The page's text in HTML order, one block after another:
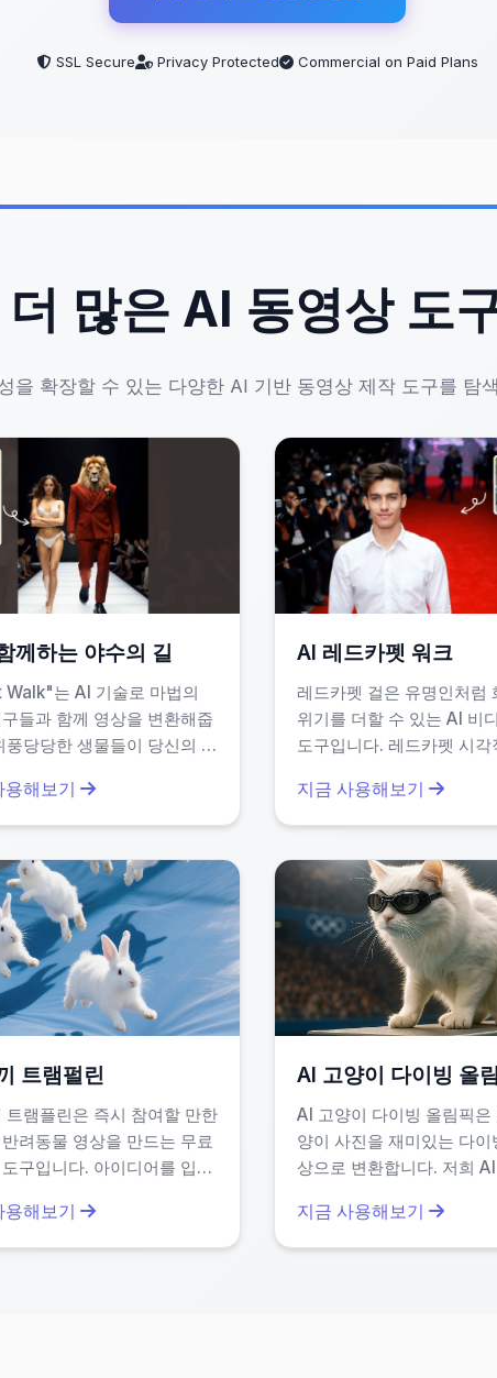
톡에서 눈길을 끄는 영상이 필요할 때, AI 데몬 변신은 짧
고를 원하는 브랜드는 이 도구를 통해 실제 촬영 없이도 프
시각화하거나, 스토리보드를 빠르게 테스트할 때도 적합
절약과 더 높은 실험 가능성까지 제공합니다.
데몬 변신이 다른 도구보다
성과 긴 처리 시간이 문제였습니다. 하지만 이 도구는
준)
설계
성까지 포함
디서든 작업 가능
, 사용 후 즉시 삭제되므로 개인정보 보호에도 신경 썼
SSL Secure Privacy Protected Commercial on Paid Plans
더 많은 AI 동영상 도
을 확장할 수 있는 다양한 AI 기반 동영상 제작 도구를 탐
께하는 야수의 길
Walk"는 AI 기술로 마법의
들과 함께 영상을 변환해줍
풍당당한 생물들이 당신의 옆
. 소셜 미디어 쇼츠에 이상적
집 기술이 필요 없습니다.
용해보기
AI 레드카펫 워크
레드카펫 걸은 유명인처럼
위기를 더할 수 있는 AI 비
도구입니다. 레드카펫 시각
여 행사나 소셜 미디어 게시
적입니다. 전문적인 시선을
지금 사용해보기
트램펄린
트램플린은 즉시 참여할 만한
려동물 영상을 만드는 무료
구입니다. 아이디어를 입력
트램플린 클립을 쉽게 생성
등록 없이 몇 분 안에 공유 가
용해보기
AI 고양이 다이빙 올
AI 고양이 다이빙 올림픽은
양이 사진을 재미있는 다이
상으로 변환합니다. 저희
경을 생성합니다. 사진만 업
바이럴 준비된 콘텐츠를 만
지금 사용해보기